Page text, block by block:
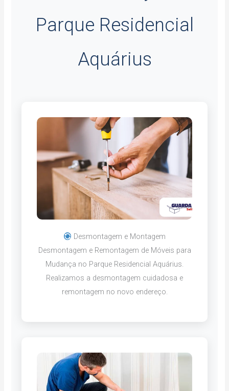
Parque Residencial
Aquárius
Desmontagem e Montagem
Desmontagem e Remontagem de Móveis para
Mudança no Parque Residencial Aquárius.
Realizamos a desmontagem cuidadosa e
remontagem no novo endereço.